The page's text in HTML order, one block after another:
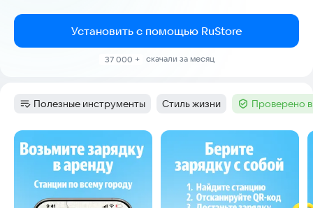
Установить с помощью RuStore
37 000 + скачали за месяц
Категория:
Полезные инструменты Тег:
Стиль жизни Тег :Проверено
Скриншоты